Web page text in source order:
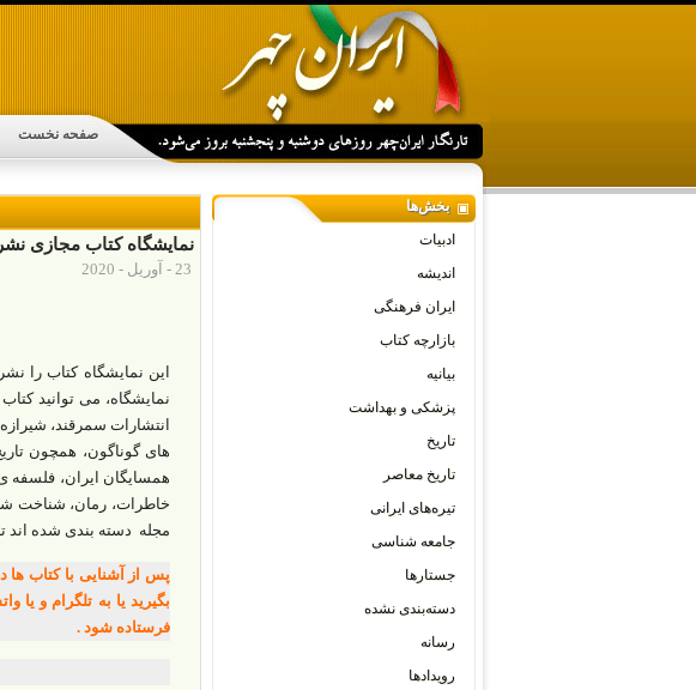
صفحه نخست
نمایشگاه کتاب مجازی
23 - آوریل - 2020
این نمایشگاه کتاب را
نمایشگاه، می توانید
انتشارات سمرقند،
های گوناگون، همچون
همسایگان ایران، فلسفه
خاطرات، رمان، شناخت
مجله دسته بندی شده اند
فرستاده شود .
بخش‌ها
ادبیات
اندیشه
ایران فرهنگی
بازارچه کتاب
بیانیه
پزشکی و بهداشت
تاریخ
تاریخ معاصر
تیره‌های ایرانی
جامعه شناسی
جستارها
دسته‌بندی نشده
رسانه
رویدادها